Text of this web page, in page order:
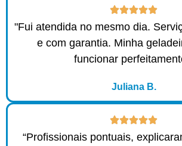
"Fui atendida no mesmo dia.
e com garantia. Minha
funcionar
Juliana B.
“Profissionais pontuais,